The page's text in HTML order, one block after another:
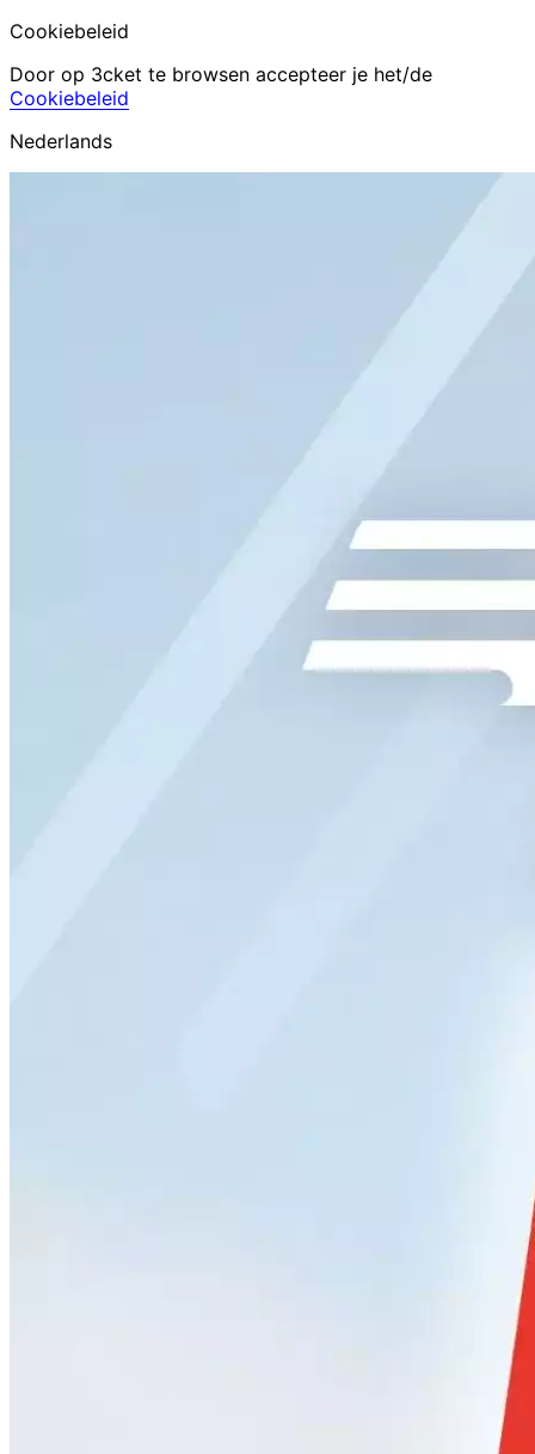
Cookiebeleid
Door op 3cket te browsen accepteer je het/de
Cookiebeleid
Nederlands